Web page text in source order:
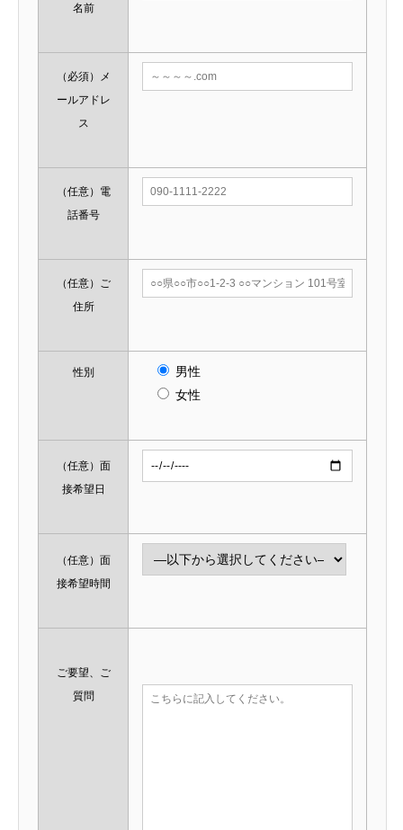
名前
（必須）
メ
ールアドレ
ス
（任意） 電
話番号
（任意）
ご
住所
性別
男性
女性
（任意） 面
接希望日
（任意） 面
接希望時間
ご要望、ご
質問